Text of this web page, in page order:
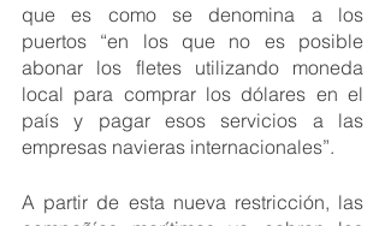
que es como se denomina a los
puertos “en los que no es posible
abonar los fletes utilizando moneda
local para comprar los dólares en el
país y pagar esos servicios a las
empresas navieras internacionales”.
A partir de esta nueva restricción, las